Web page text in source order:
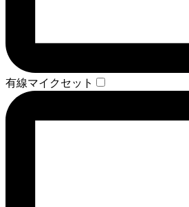
有線マイクセット